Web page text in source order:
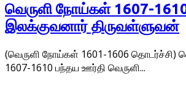
வெருளி நோய்கள் 1607-
இலக்குவனார் திருவள்ளுவன்
(வெருளி நோய்கள் 1601-1606 தொடர்ச்சி)
1607-1610 பந்தய ஊர்தி வெருளி...